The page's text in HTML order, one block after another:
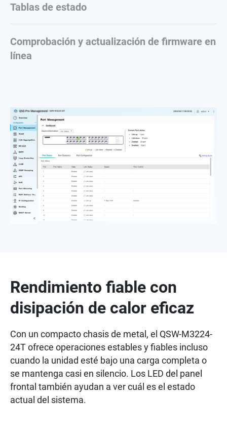
Tablas de estado
Comprobación y actualización de firmware en
línea
Rendimiento fiable con
disipación de calor eficaz
Con un compacto chasis de metal, el QSW-M3224-
24T ofrece operaciones estables y fiables incluso
cuando la unidad esté bajo una carga completa o
se mantenga casi en silencio. Los LED del panel
frontal también ayudan a ver cuál es el estado
actual del sistema.